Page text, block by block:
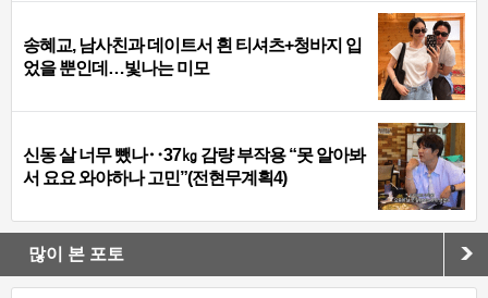
송혜교, 남사친과 데이트서 흰 티셔츠+청바지 입
었을 뿐인데…빛나는 미모
신동 살 너무 뺐나‥37㎏ 감량 부작용 “못 알아봐
서 요요 와야하나 고민”(전현무계획4)
많이 본 포토